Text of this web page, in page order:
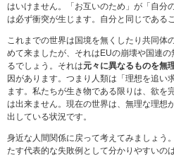
はいけません。「お互いのため」が「自分
は必ず衝突が生じます。自分と同じである
これまでの世界は国境を無くしたり共同体
めて来ましたが、それはEUの崩壊や国連
るでしょう。それは元々に異なるものを無
因があります。つまり人類は「理想を追い
ます。私たちが生き物である限りは、欲を
は出来ません。現在の世界は、無理な理想
出している状況です。
身近な人間関係に戻って考えてみましょう
たす代表的な失敗例として分かりやすいの